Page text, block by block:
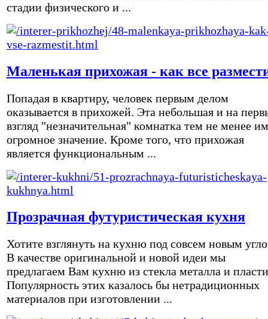
стадии физического и ...
Маленькая прихожая - как все
Попадая в квартиру, человек первым делом
оказывается в прихожей. Эта небольшая и на
взгляд "незначительная" комнатка тем не менее
огромное значение. Кроме того, что прихожая
является функциональным ...
Прозрачная футуристическая кухня
Хотите взглянуть на кухню под совсем новым
В качестве оригинальной и новой идеи мы
предлагаем Вам кухню из стекла металла и
Популярность этих казалось бы нетрадиционных
материалов при изготовлении ...